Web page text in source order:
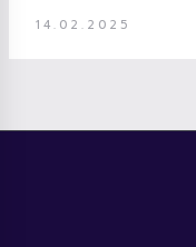
14.02.2025